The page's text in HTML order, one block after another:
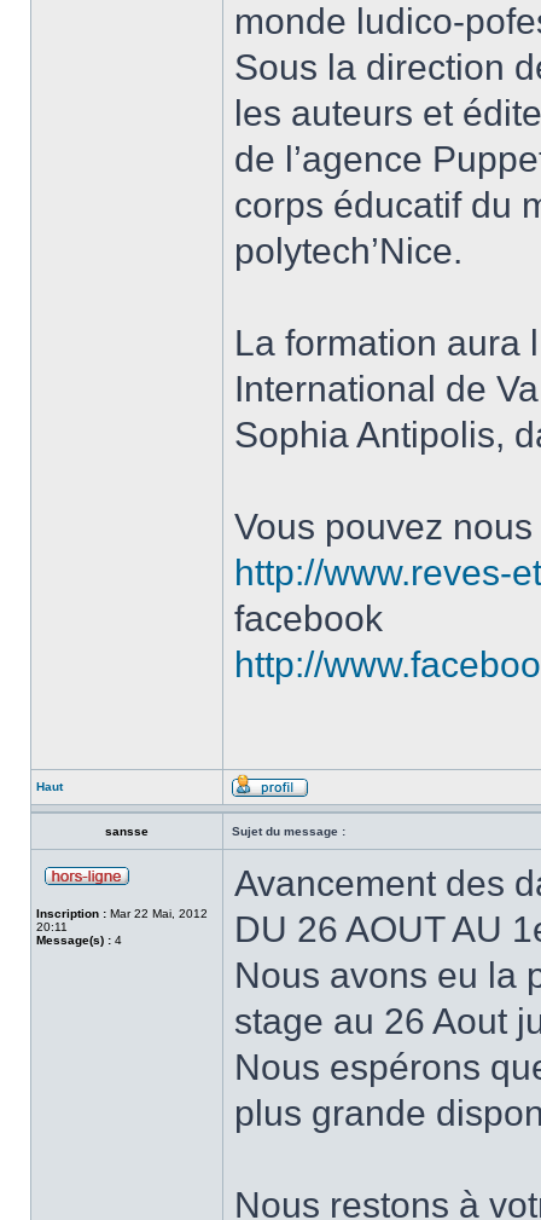
monde ludico-
Sous la direction
les auteurs et
de l’agence
corps éducatif du
polytech’Nice.
La formation aura
International de
Sophia Antipolis,
Vous pouvez
http://www.reves-
facebook
http://
Haut
sansse Sujet du message :
Inscription : Mar 22 Mai, 2012
20:11
Message(s) : 4
Avancement des
DU 26 AOUT AU
Nous avons eu la
stage au 26 Aout
Nous espérons
plus grande
Nous restons à